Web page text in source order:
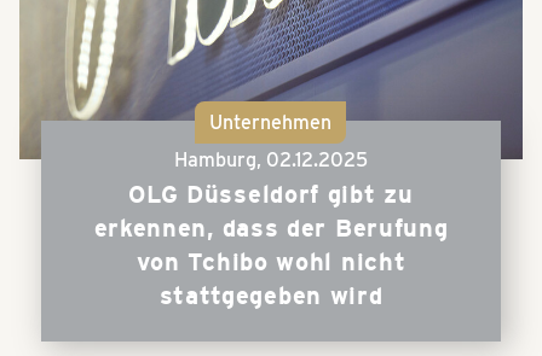
Unternehmen
Hamburg, 02.12.2025
OLG Düsseldorf gibt zu
erkennen, dass der Berufung
von Tchibo wohl nicht
stattgegeben wird